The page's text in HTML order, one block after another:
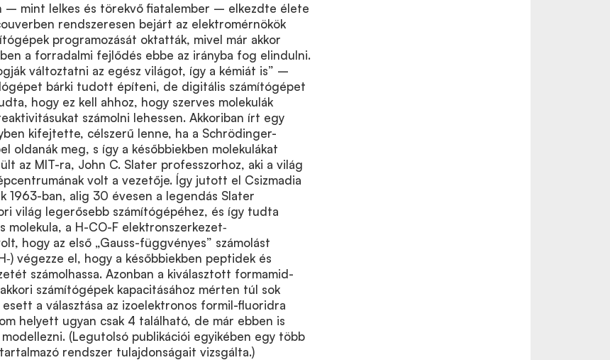
– mint lelkes és törekvő fiatalember – elkezdte élete
rendszeresen bejárt az elektromérnökök
programozását oktatták, mivel már akkor
a forradalmi fejlődés ebbe az irányba fog elindulni.
változtatni az egész világot, így a kémiát is” –
bárki tudott építeni, de digitális számítógépet
hogy ez kell ahhoz, hogy szerves molekulák
számolni lehessen. Akkoriban írt egy
kifejtette, célszerű lenne, ha a Schrödinger-
oldanák meg, s így a későbbiekben molekulákat
az MIT-ra, John C. Slater professzorhoz, aki a világ
volt a vezetője. Így jutott el Csizmadia
1963-ban, alig 30 évesen a legendás Slater
világ legerősebb számítógépéhez, és így tudta
molekula, a H-CO-F elektronszerkezet‑
hogy az első „Gauss-függvényes” számolást
végezze el, hogy a későbbiekben peptidek és
számolhassa. Azonban a kiválasztott formamid-
számítógépek kapacitásához mérten túl sok
a választása az izoelektronos formil-fluoridra
helyett ugyan csak 4 található, de már ebben is
(Legutolsó publikációi egyikében egy több
rendszer tulajdonságait vizsgálta.)